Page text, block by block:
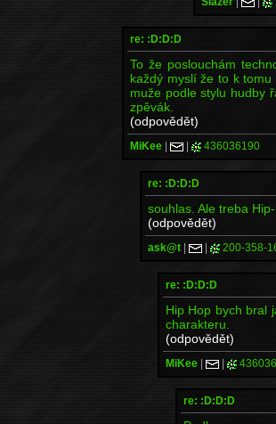
re: :D:D:D
To že poslouchám
každý myslí že to k
muže podle stylu hudby
zpěvák.
(odpovědět)
MiKee | | 436036190
re: :D:D:D
souhlas. Ale treba
(odpovědět)
ask@t | | 200-358-
re: :D:D:D
Hip Hop bych bral
charakteru.
(odpovědět)
MiKee | |
re: :D:D:D